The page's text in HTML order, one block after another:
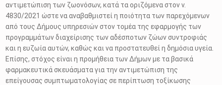
αντιμετώπιση των ζωονόσων, κατά τα οριζόμενα στον ν.
4830/2021 ώστε να αναβαθμιστεί η ποιότητα των παρεχόμενων
από τους Δήμους υπηρεσιών στον τομέα της εφαρμογής των
προγραμμάτων διαχείρισης των αδέσποτων ζώων συντροφιάς
και η ευζωία αυτών, καθώς και να προστατευθεί η δημόσια υγεία.
Επίσης, στόχος είναι η προμήθεια των Δήμων με τα βασικά
φαρμακευτικά σκευάσματα για την αντιμετώπιση της
επείγουσας συμπτωματολογίας σε περίπτωση τοξίκωσης